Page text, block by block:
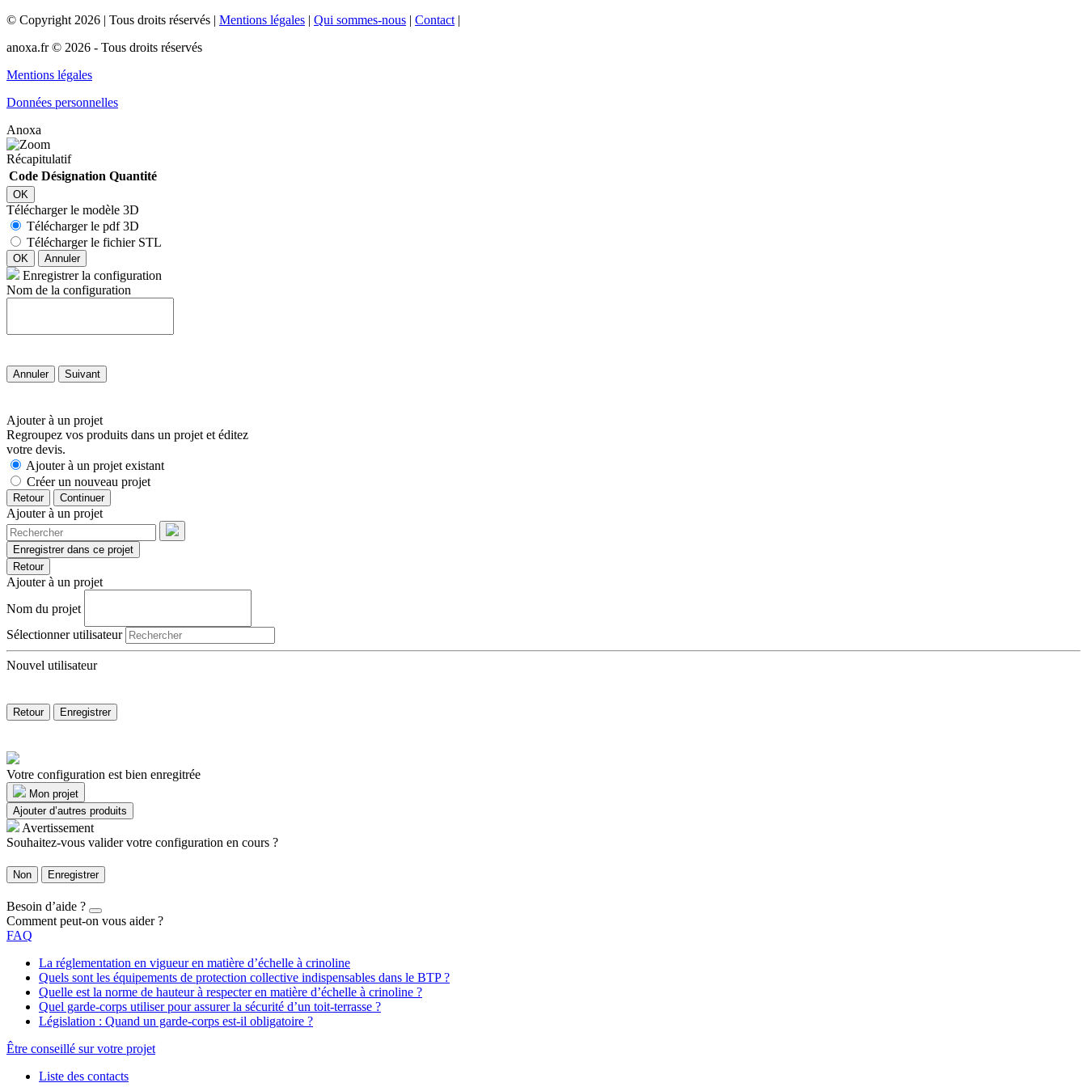
© Copyright 2026 | Tous droits réservés | Mentions légales | Qui sommes-nous | Contact |
anoxa.fr © 2026 - Tous droits réservés
Mentions légales
Données personnelles
Anoxa
Récapitulatif
Code Désignation Quantité
OK
Télécharger le modèle 3D
Télécharger le pdf 3D
Télécharger le fichier STL
OK Annuler
Enregistrer la configuration
Nom de la configuration
Annuler Suivant
Ajouter à un projet
Regroupez vos produits dans un projet et éditez
votre devis.
Ajouter à un projet existant
Créer un nouveau projet
Retour Continuer
Ajouter à un projet
Enregistrer dans ce projet
Retour
Ajouter à un projet
Nom du projet
Sélectionner utilisateur
Nouvel utilisateur
Retour Enregistrer
Votre configuration est bien enregitrée
Mon projet
Ajouter d’autres produits
Avertissement
Souhaitez-vous valider votre configuration en cours ?
Non Enregistrer
Besoin d’aide ?
Comment peut-on vous aider ?
FAQ
La réglementation en vigueur en matière d’échelle à crinoline
Quels sont les équipements de protection collective indispensables dans le BTP ?
Quelle est la norme de hauteur à respecter en matière d’échelle à crinoline ?
Quel garde-corps utiliser pour assurer la sécurité d’un toit-terrasse ?
Législation : Quand un garde-corps est-il obligatoire ?
Être conseillé sur votre projet
Liste des contacts